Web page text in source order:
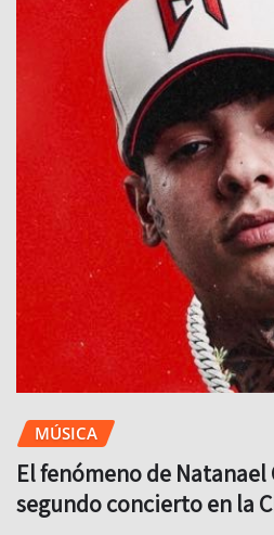
MÚSICA
El fenómeno de Natanael
segundo concierto en la